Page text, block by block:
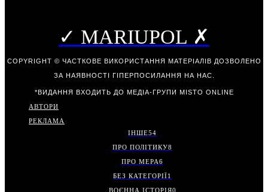
✓ MARIUPOL ✗
COPYRIGHT © ЧАСТКОВЕ ВИКОРИСТАННЯ МАТЕРІАЛІВ ДОЗВОЛЕНО
ЗА НАЯВНОСТІ ГІПЕРПОСИЛАННЯ НА НАС.
*ВИДАННЯ ВХОДИТЬ ДО МЕДІА-ГРУПИ MISTO ONLINE
АВТОРИ
РЕКЛАМА
ІНШЕ54
ПРО ПОЛІТИКУ8
ПРО МЕРА6
БЕЗ КАТЕГОРІЇ1
ВОЄННА ІСТОРІЯ0